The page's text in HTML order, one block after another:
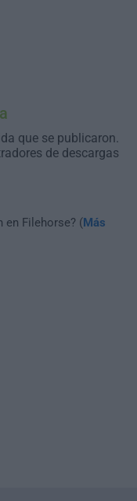
que se publicaron.
de descargas
en Filehorse? (Más